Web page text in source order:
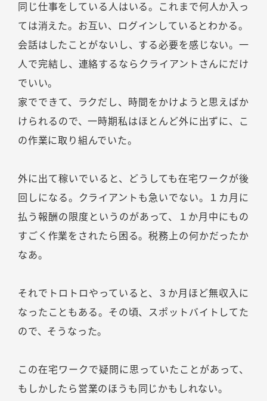
同じ仕事をしている人はいる。これまで何人か入っ
ては消えた。お互い、ログインしているとわかる。
会話はしたことがないし、する必要を感じない。一
人で完結し、連絡するならクライアントさんにだけ
でいい。
家でできて、ラクだし、時間をかけようと思えばか
けられるので、一時期私はほとんど外に出ずに、こ
の作業に取り組んでいた。
外に出て稼いでいると、どうしても在宅ワークが後
回しになる。クライアントも急いでない。１カ月に
払う報酬の限度というのがあって、１か月中にもの
すごく作業をされたら困る。税務上の何かだったか
なあ。
それでトロトロやっていると、３か月ほど無収入に
なったこともある。その頃、スポットバイトしてた
ので、そうなった。
この在宅ワークで疑問に思っていたことがあって、
もしかしたら営業のほうも同じかもしれない。